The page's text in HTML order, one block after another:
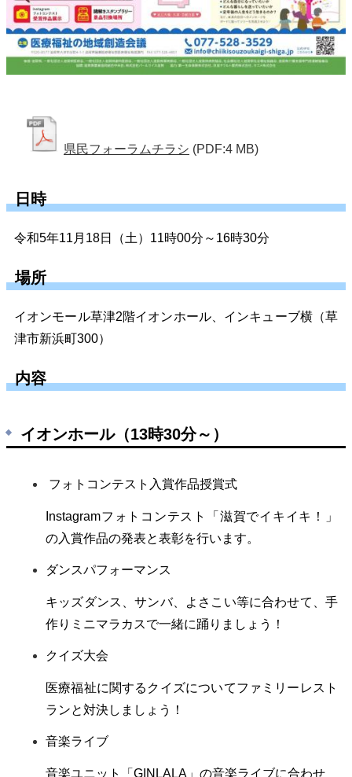
県民フォーラムチラシ (PDF:4 MB)
日時
令和5年11月18日（土）11時00分～16時30分
場所
イオンモール草津2階イオンホール、インキューブ横（草
津市新浜町300）
内容
イオンホール（13時30分～）
フォトコンテスト入賞作品授賞式
Instagramフォトコンテスト「滋賀でイキイキ！」
の入賞作品の発表と表彰を行います。
ダンスパフォーマンス
キッズダンス、サンバ、よさこい等に合わせて、手
作りミニマラカスで一緒に踊りましょう！
クイズ大会
医療福祉に関するクイズについてファミリーレスト
ランと対決しましょう！
音楽ライブ
音楽ユニット「GINLALA」の音楽ライブに合わせ